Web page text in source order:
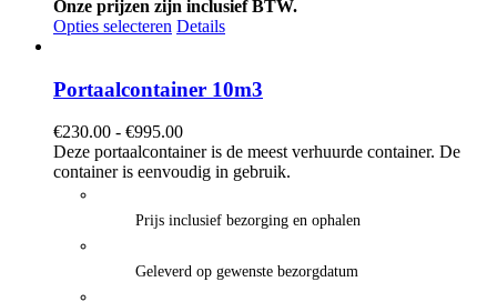
Onze prijzen zijn inclusief BTW.
Opties selecteren Details
Portaalcontainer 10m3
€230.00 - €995.00Prijsklasse:
€230.00
tot
Deze portaalcontainer is de meest verhuurde container. De
container is eenvoudig in gebruik.
Prijs inclusief bezorging en ophalen
Geleverd op gewenste bezorgdatum